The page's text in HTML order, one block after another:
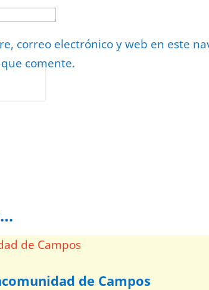
correo electrónico y web en este
comente.
de Campos